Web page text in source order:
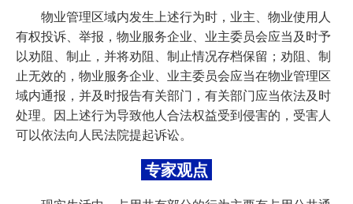
物业管理区域内发生上述行为时，业主、物业使用人
有权投诉、举报，物业服务企业、业主委员会应当及时予
以劝阻、制止，并将劝阻、制止情况存档保留；劝阻、制
止无效的，物业服务企业、业主委员会应当在物业管理区
域内通报，并及时报告有关部门，有关部门应当依法及时
处理。因上述行为导致他人合法权益受到侵害的，受害人
可以依法向人民法院提起诉讼。
专家观点